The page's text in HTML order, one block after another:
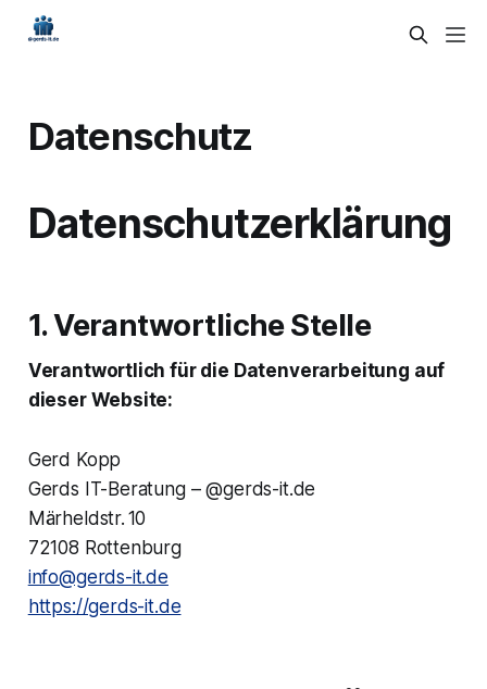
Datenschutz
Datenschutzerklärung
1. Verantwortliche Stelle
Verantwortlich für die Datenverarbeitung auf
dieser Website:
Gerd Kopp
Gerds IT-Beratung – @gerds-it.de
Märheldstr. 10
72108 Rottenburg
info@gerds-it.de
https://gerds-it.de